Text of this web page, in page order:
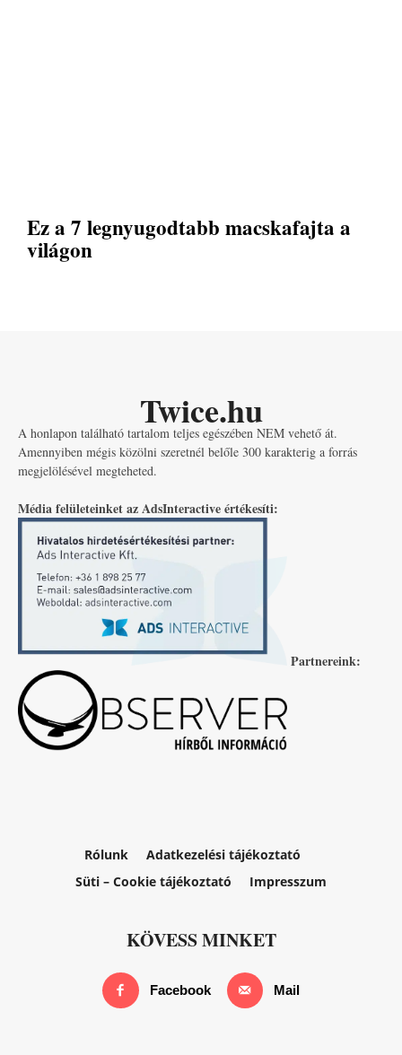
Ez a 7 legnyugodtabb macskafajta a
világon
Twice.hu
A honlapon található tartalom teljes egészében NEM vehető át.
Amennyiben mégis közölni szeretnél belőle 300 karakterig a forrás
megjelölésével megteheted.
Média felületeinket az AdsInteractive értékesíti:
Partnereink:
Rólunk
Adatkezelési tájékoztató
Süti – Cookie tájékoztató
Impresszum
KÖVESS MINKET
Facebook Mail